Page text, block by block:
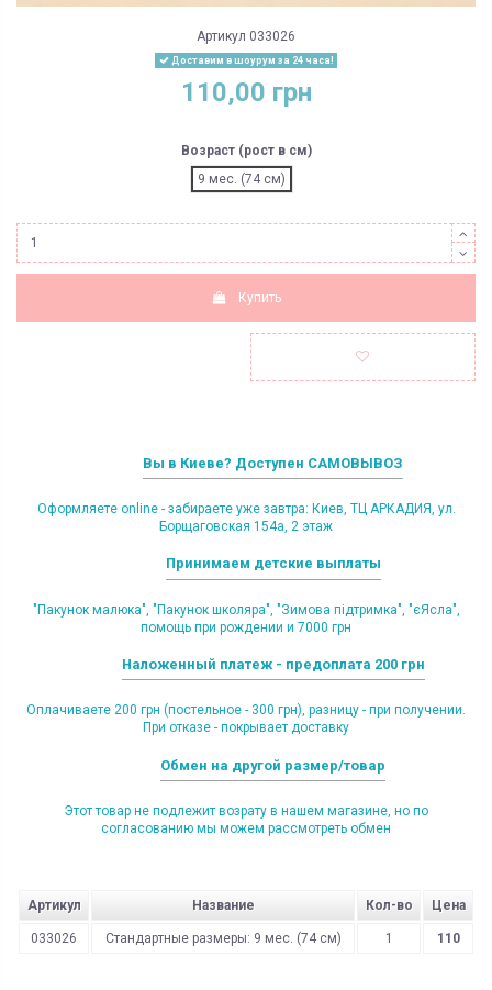
Артикул 033026
Доставим в шоурум за 24 часа!
110,00 грн
Возраст (рост в см)
9 мес. (74 см)
Купить
Вы в Киеве? Доступен САМОВЫВОЗ
Оформляете online - забираете уже завтра: Киев, ТЦ АРКАДИЯ, ул.
Борщаговская 154а, 2 этаж
Принимаем детские выплаты
"Пакунок малюка", "Пакунок школяра", "Зимова підтримка", "єЯсла",
помощь при рождении и 7000 грн
Наложенный платеж - предоплата 200 грн
Оплачиваете 200 грн (постельное - 300 грн), разницу - при получении.
При отказе - покрывает доставку
Обмен на другой размер/товар
Этот товар не подлежит возрату в нашем магазине, но по
согласованию мы можем рассмотреть обмен
Артикул Название Кол-во Цена
033026 Стандартные размеры: 9 мес. (74 см) 1 110